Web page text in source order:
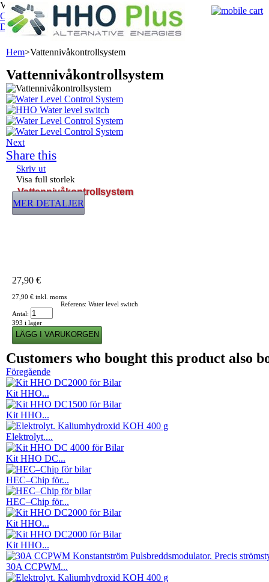
Välkommen,
Log in
Cart: 0 product products (empty)
Ditt konto
Hem>Vattennivåkontrollsystem
Vattennivåkontrollsystem
Next
Share this
Skriv ut
Visa full storlek
Vattennivåkontrollsystem
MER DETALJER
27,90 €
27,90 € inkl. moms
Referens: Water level switch
Antal:
393 i lager
Customers who bought this product also
Föregående
Kit HHO...
Kit HHO...
Elektrolyt....
Kit HHO DC...
HEC–Chip för...
HEC–Chip för...
Kit HHO...
Kit HHO...
30A CCPWM...